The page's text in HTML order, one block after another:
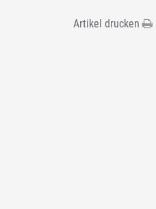
Artikel drucken